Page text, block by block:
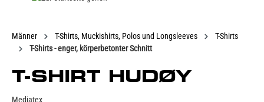
Männer T-Shirts, Muckishirts, Polos und Longsleeves
T-Shirts
T-Shirts - enger, körperbetonter Schnitt
T-SHIRT HUDØY
Mediatex